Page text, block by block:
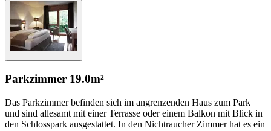
Parkzimmer 19.0m²
Das Parkzimmer befinden sich im angrenzenden Haus zum Park
und sind allesamt mit einer Terrasse oder einem Balkon mit Blick in
den Schlosspark ausgestattet. In den Nichtraucher Zimmer hat es ein